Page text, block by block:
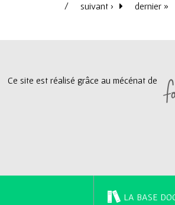
suivant ›
dernier »
Ce site est réalisé grâce au mécénat de
LA BASE